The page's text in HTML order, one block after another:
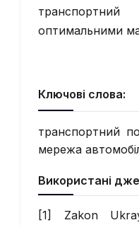
оптимальними
Ключові слова:
транспортний
мережа
Використані
Zakon